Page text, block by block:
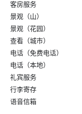
客房服务
景观（山）
景观（花园）
查看（城市）
电话（免费电话）
电话（本地）
礼宾服务
行李寄存
语音信箱